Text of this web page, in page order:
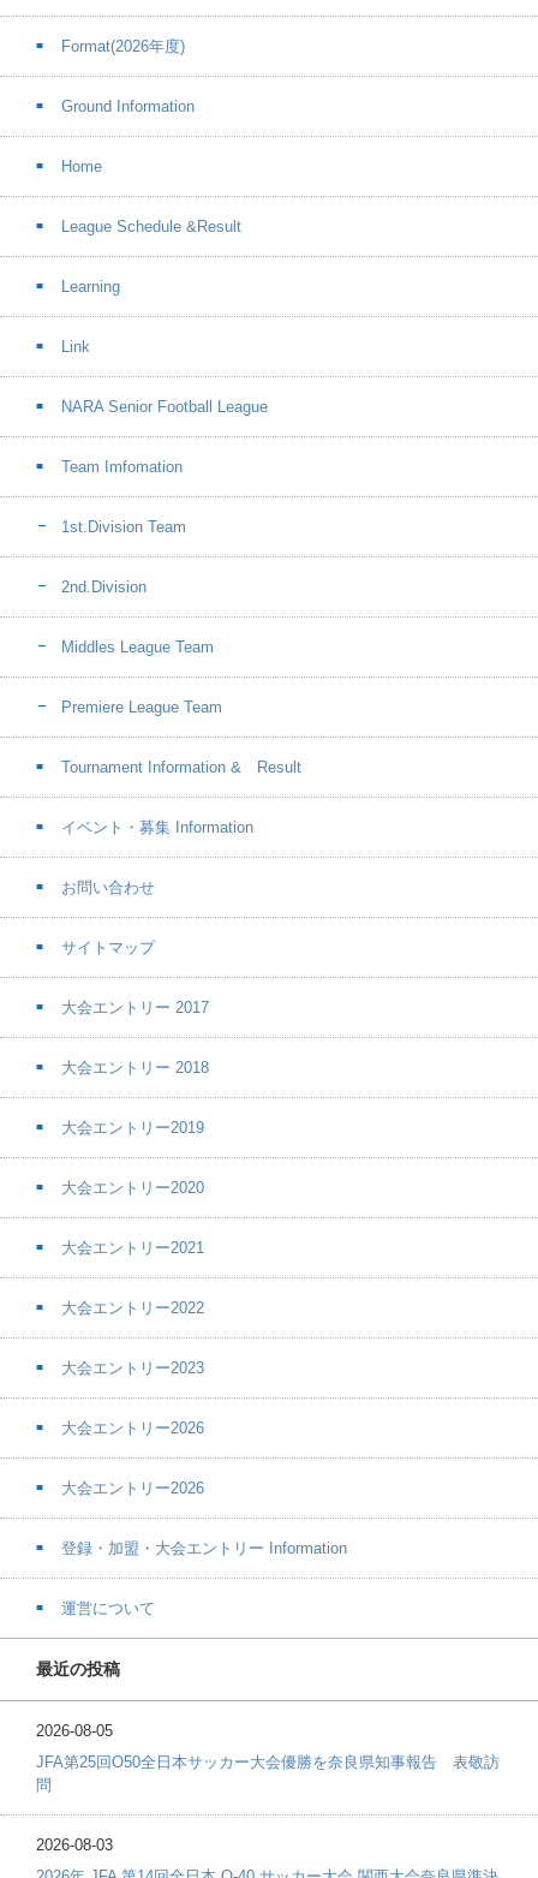
Format(2026年度)
Ground Information
Home
League Schedule &Result
Learning
Link
NARA Senior Football League
Team Imfomation
1st.Division Team
2nd.Division
Middles League Team
Premiere League Team
Tournament Information & Result
イベント・募集 Information
お問い合わせ
サイトマップ
大会エントリー 2017
大会エントリー 2018
大会エントリー2019
大会エントリー2020
大会エントリー2021
大会エントリー2022
大会エントリー2023
大会エントリー2026
大会エントリー2026
登録・加盟・大会エントリー Information
運営について
最近の投稿
2026-08-05
JFA第25回O50全日本サッカー大会優勝を奈良県知事報告 表敬訪
問
2026-08-03